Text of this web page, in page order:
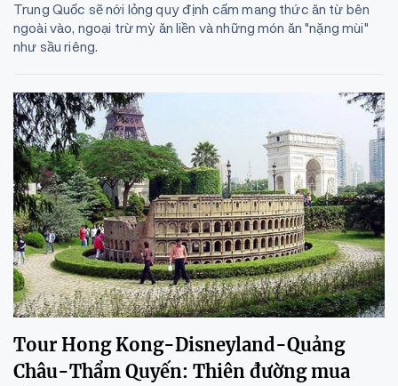
Trung Quốc sẽ nới lỏng quy định cấm mang thức ăn từ bên
ngoài vào, ngoại trừ mỳ ăn liền và những món ăn "nặng mùi"
như sầu riêng.
Tour Hong Kong-Disneyland-Quảng
Châu-Thẩm Quyến: Thiên đường mua